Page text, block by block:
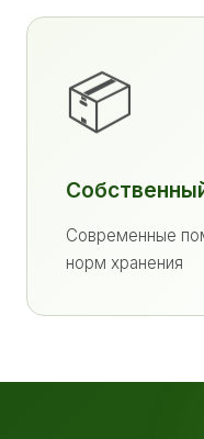
📦
Современные
норм хранения